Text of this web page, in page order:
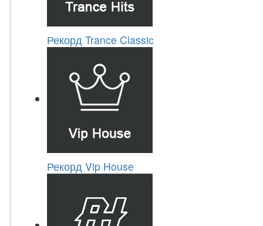
Рекорд Trance Classic
Рекорд Vip House